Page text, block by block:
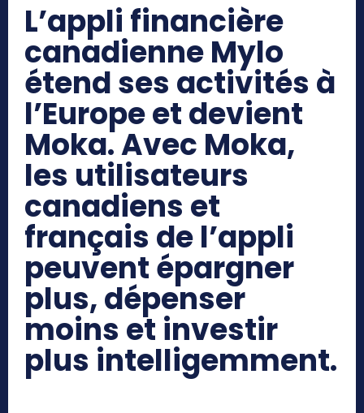
L’appli financière
canadienne Mylo
étend ses activités à
l’Europe et devient
Moka. Avec Moka,
les utilisateurs
canadiens et
français de l’appli
peuvent épargner
plus, dépenser
moins et investir
plus intelligemment.